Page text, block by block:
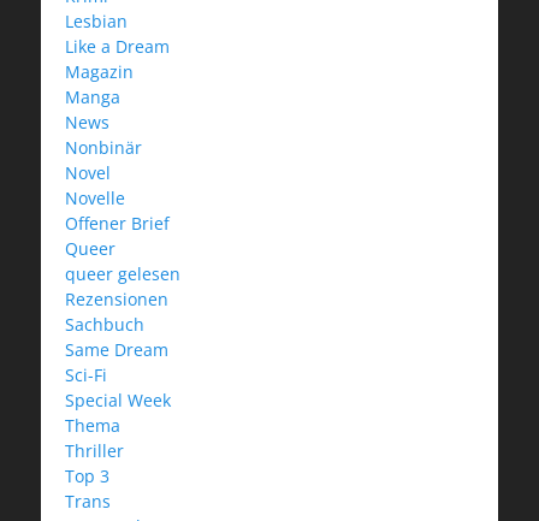
Lesbian
Like a Dream
Magazin
Manga
News
Nonbinär
Novel
Novelle
Offener Brief
Queer
queer gelesen
Rezensionen
Sachbuch
Same Dream
Sci-Fi
Special Week
Thema
Thriller
Top 3
Trans